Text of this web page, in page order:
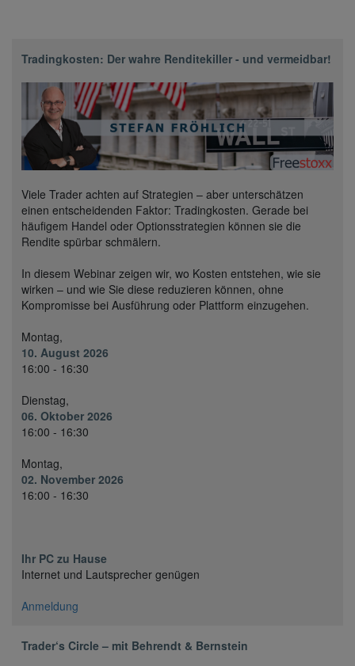
Tradingkosten: Der wahre Renditekiller - und vermeidbar!
Viele Trader achten auf Strategien – aber unterschätzen
einen entscheidenden Faktor: Tradingkosten. Gerade bei
häufigem Handel oder Optionsstrategien können sie die
Rendite spürbar schmälern.
In diesem Webinar zeigen wir, wo Kosten entstehen, wie sie
wirken – und wie Sie diese reduzieren können, ohne
Kompromisse bei Ausführung oder Plattform einzugehen.
Montag,
10. August 2026
16:00 - 16:30
Dienstag,
06. Oktober 2026
16:00 - 16:30
Montag,
02. November 2026
16:00 - 16:30
Ihr PC zu Hause
Internet und Lautsprecher genügen
Anmeldung
Trader‘s Circle – mit Behrendt & Bernstein